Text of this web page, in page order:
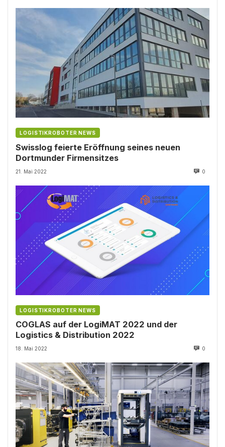
LOGISTIKROBOTER NEWS
Swisslog feierte Eröffnung seines neuen
Dortmunder Firmensitzes
21. Mai 2022 0
LOGISTIKROBOTER NEWS
COGLAS auf der LogiMAT 2022 und der
Logistics & Distribution 2022
18. Mai 2022 0